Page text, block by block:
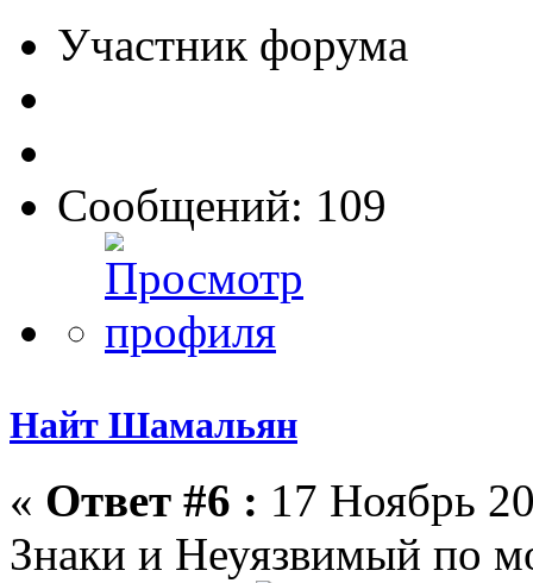
Участник форума
Сообщений: 109
Найт Шамальян
« Ответ #6 : 17 Ноябрь
Знаки и Неуязвимый по